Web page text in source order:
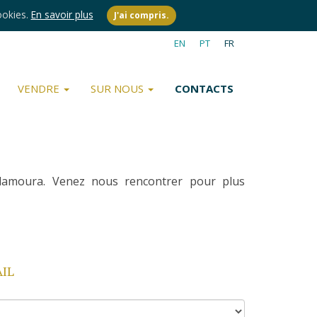
En savoir plus J'ai compris.
EN PT FR
VENDRE SUR NOUS CONTACTS
Venez nous rencontrer pour plus